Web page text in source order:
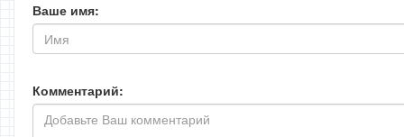
Ваше имя:
Комментарий: